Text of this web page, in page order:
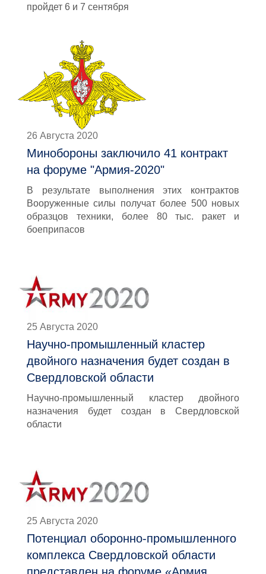
пройдет 6 и 7 сентября
26 Августа 2020
Минобороны заключило 41 контракт
на форуме "Армия-2020"
В результате выполнения этих контрактов
Вооруженные силы получат более 500 новых
образцов техники, более 80 тыс. ракет и
боеприпасов
25 Августа 2020
Научно-промышленный кластер
двойного назначения будет создан в
Свердловской области
Научно-промышленный кластер двойного
назначения будет создан в Свердловской
области
25 Августа 2020
Потенциал оборонно-промышленного
комплекса Свердловской области